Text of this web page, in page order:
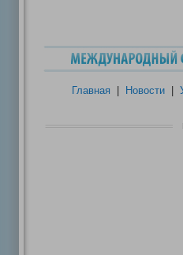
Главная Новости